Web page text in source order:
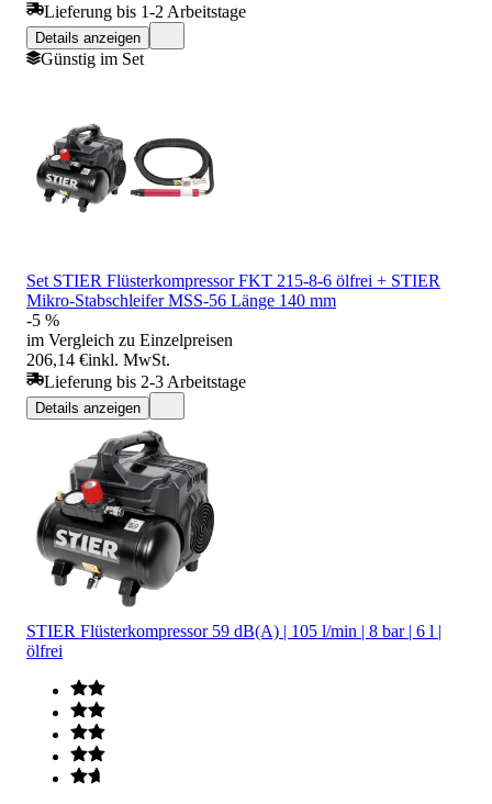
Lieferung bis 1-2 Arbeitstage
Details anzeigen
Günstig im Set
Set STIER Flüsterkompressor FKT 215-8-6 ölfrei + STIER
Mikro-Stabschleifer MSS-56 Länge 140 mm
-5 %
im Vergleich zu Einzelpreisen
206,14 €inkl. MwSt.
Lieferung bis 2-3 Arbeitstage
Details anzeigen
STIER Flüsterkompressor 59 dB(A) | 105 l/min | 8 bar | 6 l |
ölfrei